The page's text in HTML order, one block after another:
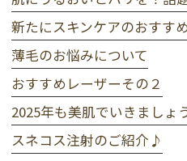
新たにスキンケアのおすす
薄毛のお悩みについて
おすすめレーザーその２
2025年も美肌でいきましょ
スネコス注射のご紹介♪